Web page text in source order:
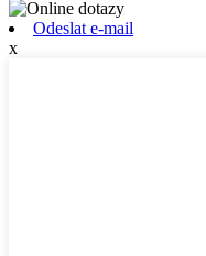
Odeslat e-mail
x